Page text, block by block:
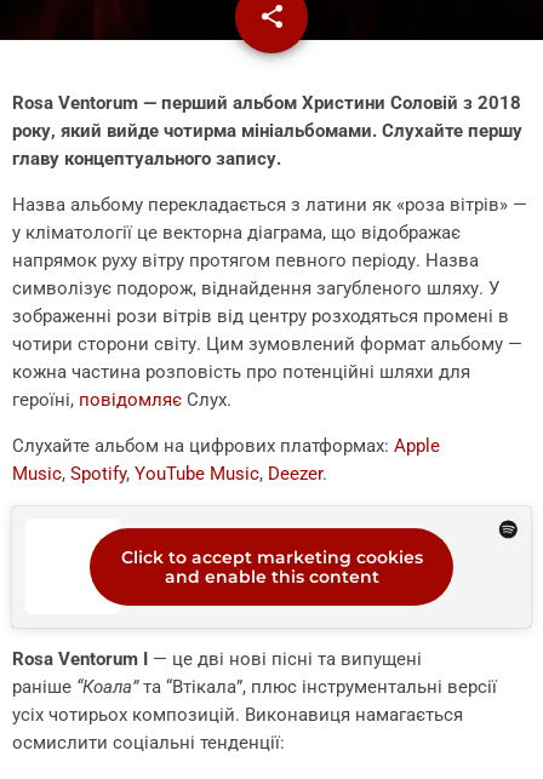
share
email
Rosa Ventorum — перший альбом Христини Соловій з 2018
року, який вийде чотирма мініальбомами. Слухайте першу
главу концептуального запису.
Назва альбому перекладається з латини як «роза вітрів» —
у кліматології це векторна діаграма, що відображає
напрямок руху вітру протягом певного періоду. Назва
символізує подорож, віднайдення загубленого шляху. У
зображенні рози вітрів від центру розходяться промені в
чотири сторони світу. Цим зумовлений формат альбому —
кожна частина розповість про потенційні шляхи для
героїні, повідомляє Слух.
Слухайте альбом на цифрових платформах: Apple
Music, Spotify, YouTube Music, Deezer.
Click to accept marketing cookies
and enable this content
Rosa Ventorum I
— це дві нові пісні та випущені
раніше “Коала”та “Втікала”, плюс інструментальні версії
усіх чотирьох композицій. Виконавиця намагається
осмислити соціальні тенденції: